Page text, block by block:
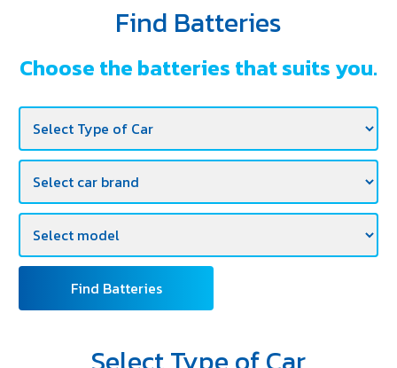
Find Batteries
Choose the batteries that suits you.
Find Batteries